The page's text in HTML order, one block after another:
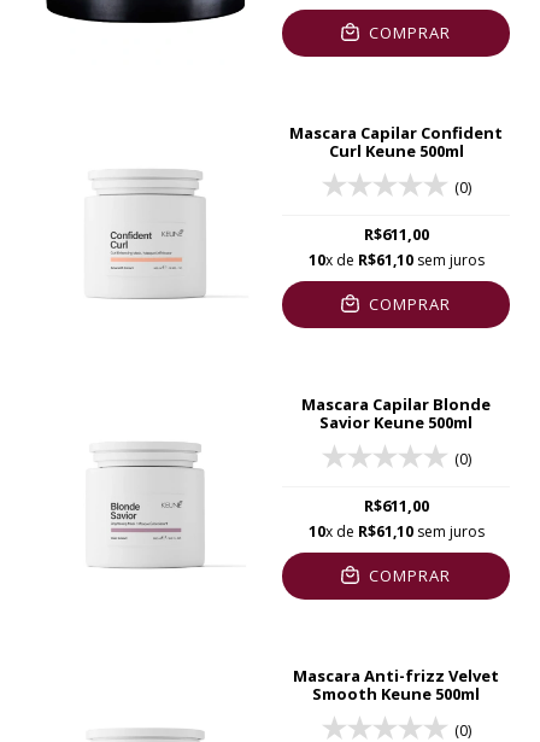
COMPRAR
Mascara Capilar Confident
Curl Keune 500ml
(0)
R$611,00
10x de R$61,10sem juros
COMPRAR
Mascara Capilar Blonde
Savior Keune 500ml
(0)
R$611,00
10x de R$61,10sem juros
COMPRAR
Mascara Anti-frizz Velvet
Smooth Keune 500ml
(0)